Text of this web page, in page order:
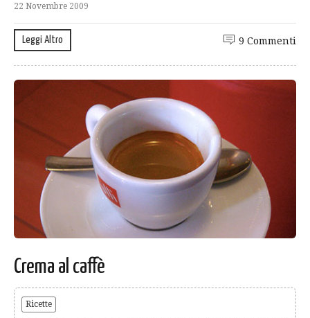
22 Novembre 2009
Leggi Altro 9 Commenti
Crema al caffè
Ricette